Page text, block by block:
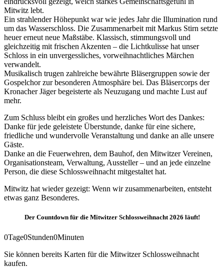
Mitwitz lebt.
Ein strahlender Höhepunkt war wie jedes Jahr die Illumination rund
um das Wasserschloss. Die Zusammenarbeit mit Markus Stirn setzte
heuer erneut neue Maßstäbe. Klassisch, stimmungsvoll und
gleichzeitig mit frischen Akzenten – die Lichtkulisse hat unser
Schloss in ein unvergessliches, vorweihnachtliches Märchen
verwandelt.
Musikalisch trugen zahlreiche bewährte Bläsergruppen sowie der
Gospelchor zur besonderen Atmosphäre bei. Das Bläsercorps der
Kronacher Jäger begeisterte als Neuzugang und machte Lust auf
mehr.
Zum Schluss bleibt ein großes und herzliches Wort des Dankes:
Danke für jede geleistete Überstunde, danke für eine sichere,
friedliche und wundervolle Veranstaltung und danke an alle unsere
Gäste.
Danke an die Feuerwehren, dem Bauhof, den Mitwitzer Vereinen,
Organisationsteam, Verwaltung, Aussteller – und an jede einzelne
Person, die diese Schlossweihnacht mitgestaltet hat.
Mitwitz hat wieder gezeigt: Wenn wir zusammenarbeiten, entsteht
etwas ganz Besonderes.
Der Countdown für die Mitwitzer Schlossweihnacht 2026 läuft!
0Tage0Stunden0Minuten
Sie können bereits Karten für die Mitwitzer Schlossweihnacht
kaufen.